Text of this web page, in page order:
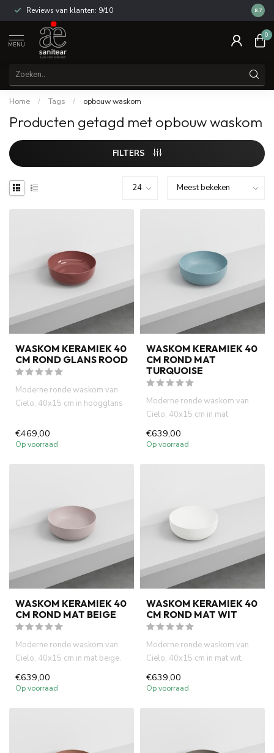
Reviews van klanten: 9/10 14
8.7
MENU
0
Home / Tags / opbouw waskom
Producten getagd met opbouw waskom
FILTERS
WASKOM KERAMIEK 40
CM ROND GLANS ROOD
Moderne ronde waskom van
Cielo, 40x15 cm in hoogglans
€469,00
Op voorraad
WASKOM KERAMIEK 40
CM ROND MAT
TURQUOISE
Moderne ronde waskom van
Cielo, 40x15 cm in mat
turquoise. Italiaans design,
hog...
€639,00
Op voorraad
WASKOM KERAMIEK 40
CM ROND MAT BEIGE
Moderne ronde waskom van
Cielo, 40x15 cm in mat beige.
Italiaans design, hoge kw...
€639,00
Op voorraad
WASKOM KERAMIEK 40
CM ROND MAT WIT
Moderne ronde waskom van
Cielo, 40x15 cm in mat wit.
Italiaans design, hoge kwal...
€639,00
Op voorraad